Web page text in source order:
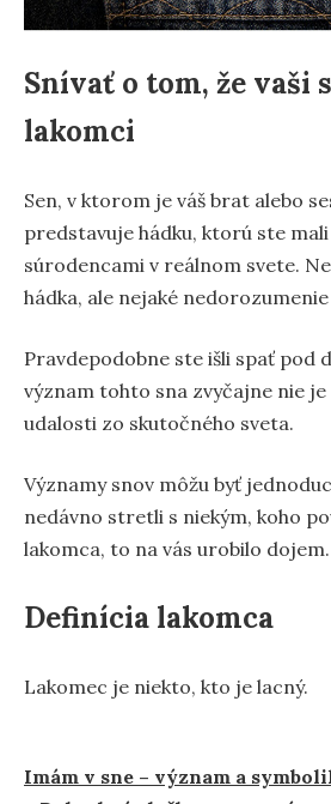
Snívať o tom, že vaši
lakomci
Sen, v ktorom je váš brat alebo
predstavuje hádku, ktorú ste
súrodencami v reálnom svete.
hádka, ale nejaké
Pravdepodobne ste išli spať pod
význam tohto sna zvyčajne nie
udalosti zo skutočného sveta.
Významy snov môžu byť
nedávno stretli s niekým, koho
lakomca, to na vás urobilo dojem.
Definícia lakomca
Lakomec je niekto, kto je lacný.
Navigácia
Imám v sne – význam a